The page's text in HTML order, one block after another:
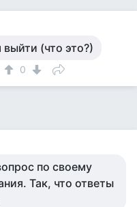
(что это?)
0
по своему
Так, что ответы